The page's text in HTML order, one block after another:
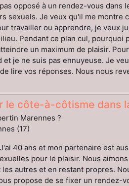
opposé à un rendez-vous dans
sexuels. Je veux qu'il me montre
travailler ou apprendre, je veux
Pendant ce plan cul, pourquoi
un maximum de plaisir.
je ne suis pas ennuyeuse. Je
lire vos réponses. Nous nous
le côte-à-côtisme dans
Marennes ?
(17)
40 ans et mon partenaire est
pour le plaisir. Nous
autres et en restant propres.
propose de se fixer un rendez-